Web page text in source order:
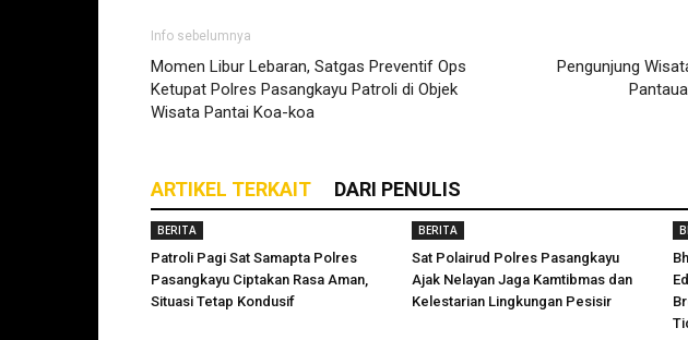
Info sebelumnya
Momen Libur Lebaran, Satgas Preventif Ops
Ketupat Polres Pasangkayu Patroli di Objek
Wisata Pantai Koa-koa
Pengunjung
ARTIKEL TERKAIT DARI PENULIS
BERITA
Patroli Pagi Sat Samapta Polres
Pasangkayu Ciptakan Rasa Aman,
Situasi Tetap Kondusif
BERITA
Sat Polairud Polres Pasangkayu
Ajak Nelayan Jaga Kamtibmas dan
Kelestarian Lingkungan Pesisir